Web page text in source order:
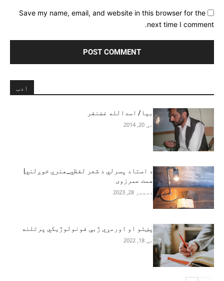
Save my name, email, and website in this browser for the
next time I comment.
ادب
بیا/ اسدالله غضنفر
مې 20, 2014
د استاد پسرلي د شعر لفظي_هنري خوږلني|
همت عمرزوی
دسمبر 28, 2023
پښتو او اورمړي ژبې فونولوژیکي پرتلنه
مې 18, 2022